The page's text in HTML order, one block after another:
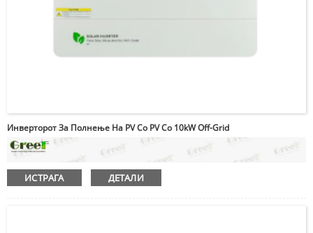
Инверторот За Полнење На PV Со PV Со 10kW Off-Grid
ИСТРАГА ДЕТАЛИ